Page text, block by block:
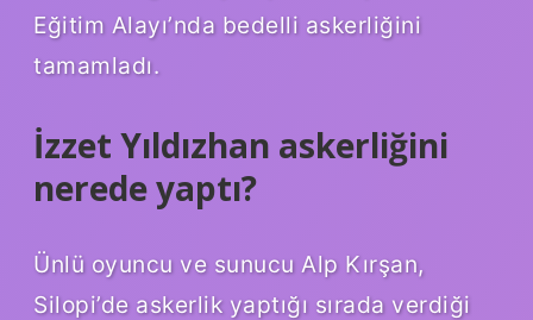
Eğitim Alayı’nda bedelli askerliğini
tamamladı.
İzzet Yıldızhan askerliğini
nerede yaptı?
Ünlü oyuncu ve sunucu Alp Kırşan,
Silopi’de askerlik yaptığı sırada verdiği